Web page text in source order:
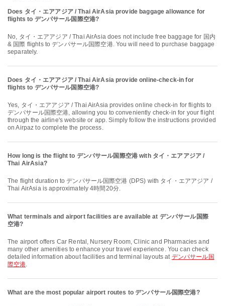
Does タイ・エアアジア / Thai AirAsia provide baggage allowance for
flights to デンパサール国際空港?
No, タイ・エアアジア / Thai AirAsia does not include free baggage for 国内
& 国際 flights to デンパサール国際空港. You will need to purchase baggage
separately.
Does タイ・エアアジア / Thai AirAsia provide online-check-in for
flights to デンパサール国際空港?
Yes, タイ・エアアジア / Thai AirAsia provides online check-in for flights to
デンパサール国際空港, allowing you to conveniently check-in for your flight
through the airline's website or app. Simply follow the instructions provided
on Airpaz to complete the process.
How long is the flight to デンパサール国際空港 with タイ・エアアジア /
Thai AirAsia?
The flight duration to デンパサール国際空港 (DPS) with タイ・エアアジア /
Thai AirAsia is approximately 4時間20分.
What terminals and airport facilities are available at デンパサール国際
空港?
The airport offers Car Rental, Nursery Room, Clinic and Pharmacies and
many other amenities to enhance your travel experience. You can check
detailed information about facilities and terminal layouts at デンパサール国
際空港.
What are the most popular airport routes to デンパサール国際空港?